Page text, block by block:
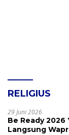
RELIGIUS
29 Juni 2026
Be Ready
Langsung